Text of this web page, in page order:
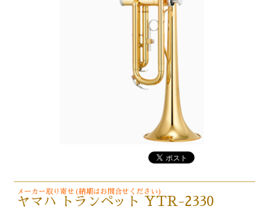
メーカー取り寄せ(納期はお問合せください)
ヤマハ トランペット YTR-2330